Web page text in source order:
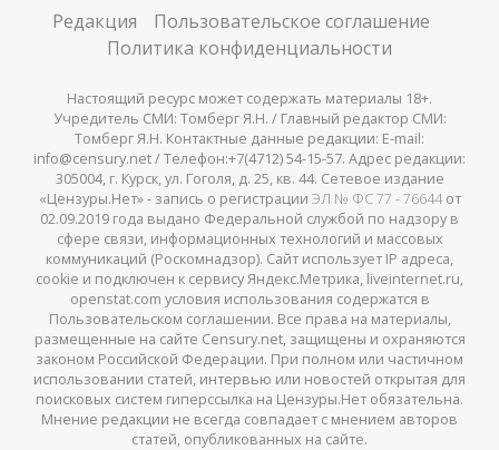
Редакция
Пользовательское соглашение
Политика конфиденциальности
Настоящий ресурс может содержать материалы 18+.
Учредитель СМИ: Томберг Я.Н. / Главный редактор СМИ:
Томберг Я.Н. Контактные данные редакции: E-mail:
info@censury.net / Телефон:+7(4712) 54-15-57. Адрес редакции:
305004, г. Курск, ул. Гоголя, д. 25, кв. 44. Сетевое издание
«Цензуры.Нет» - запись о регистрации ЭЛ № ФС 77 - 76644от
02.09.2019 года выдано Федеральной службой по надзору в
сфере связи, информационных технологий и массовых
коммуникаций (Роскомнадзор). Сайт использует IP адреса,
cookie и подключен к сервису Яндекс.Метрика, liveinternet.ru,
openstat.com условия использования содержатся в
Пользовательском соглашении. Все права на материалы,
размещенные на сайте Censury.net, защищены и охраняются
законом Российской Федерации. При полном или частичном
использовании статей, интервью или новостей открытая для
поисковых систем гиперссылка на Цензуры.Нет обязательна.
Мнение редакции не всегда совпадает с мнением авторов
статей, опубликованных на сайте.